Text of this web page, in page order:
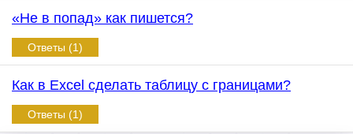
«Не в попад» как пишется?
Ответы (1)
Как в Excel сделать таблицу с границами?
Ответы (1)